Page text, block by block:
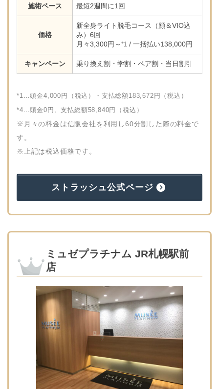
施術ペース 最短2週間に1回
価格
新全身ライト脱毛コース（顔＆VIO込
み）6回
月々3,300円～ *1 / 一括払い138,000円
キャンペーン 乗り換え割・学割・ペア割・当日割引
*1…頭金4,000円（税込）・支払総額183,672円（税込）
*4…頭金0円、支払総額58,840円（税込）
※月々の料金は信販会社を利用し60分割した際の料金で
す。
※上記は税込価格です。
ストラッシュ公式ページ
ミュゼプラチナム JR札幌駅前
店